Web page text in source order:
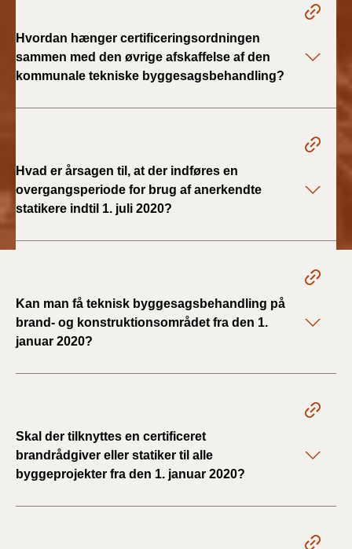
2020)
BR18 (1/1-9/3 2020)
BR18 (4/7-31/12
BR18 (1/1-4/7 2019)
BR18 (1/7-31/12
BR15 (2015-2018)
2010)
Hvordan hænger certificeringsordningen
sammen med den øvrige afskaffelse af den
kommunale tekniske byggesagsbehandling?
Hvad er årsagen til, at der indføres en
overgangsperiode for brug af anerkendte
statikere indtil 1. juli 2020?
Kan man få teknisk byggesagsbehandling på
brand- og konstruktionsområdet fra den 1.
januar 2020?
Skal der tilknyttes en certificeret
brandrådgiver eller statiker til alle
byggeprojekter fra den 1. januar 2020?